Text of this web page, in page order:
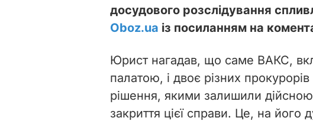
досудового розслідування
Oboz.ua із посиланням на
Юрист нагадав, що саме ВАКС,
палатою, і двоє різних
рішення, якими залишили
закриття цієї справи. Це, на його